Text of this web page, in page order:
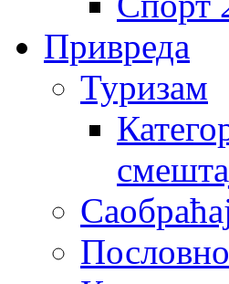
Привреда
Туризам